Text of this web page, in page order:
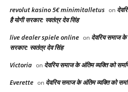
revolut kasino 5€ minimitalletus on
है योगी सरकार: स्वतंत्र देव सिंह
live dealer spiele online on देवरिय समाज के
सरकार: स्वतंत्र देव सिंह
Victoria on देवरिय समाज के अंतिम व्यक्ति को
Everette on देवरिय समाज के अंतिम व्यक्ति को